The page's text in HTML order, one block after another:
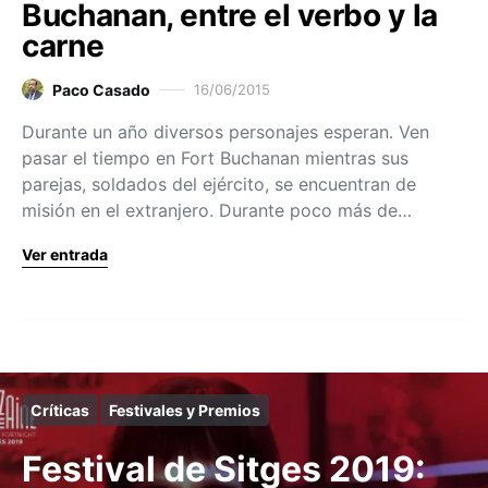
Buchanan, entre el verbo y la
carne
Paco Casado 16/06/2015
Durante un año diversos personajes esperan. Ven
pasar el tiempo en Fort Buchanan mientras sus
parejas, soldados del ejército, se encuentran de
misión en el extranjero. Durante poco más de…
Ver entrada
Críticas Festivales y Premios
Festival de Sitges 2019: